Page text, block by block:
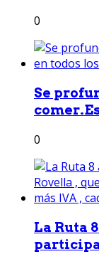
0
Se
0
La Ruta